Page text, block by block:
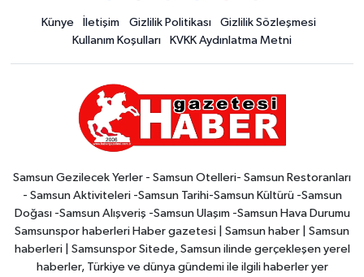
Künye İletişim Gizlilik Politikası
Gizlilik Sözleşmesi
Kullanım Koşulları
KVKK Aydınlatma Metni
Samsun Gezilecek Yerler - Samsun Otelleri- Samsun Restoranları
- Samsun Aktiviteleri -Samsun Tarihi-Samsun Kültürü -Samsun
Doğası -Samsun Alışveriş -Samsun Ulaşım -Samsun Hava Durumu
Samsunspor haberleri Haber gazetesi | Samsun haber | Samsun
haberleri | Samsunspor Sitede, Samsun ilinde gerçekleşen yerel
haberler, Türkiye ve dünya gündemi ile ilgili haberler yer